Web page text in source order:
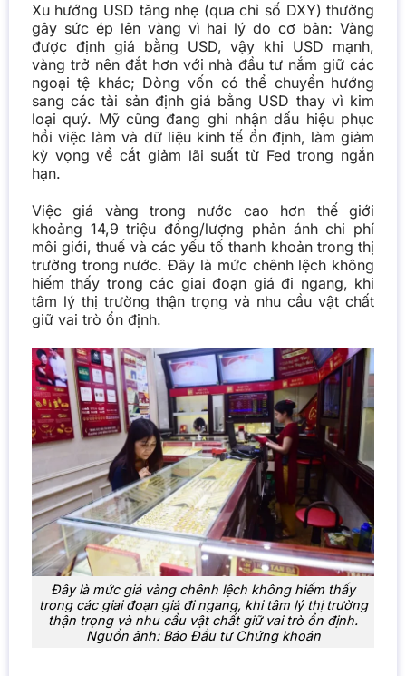
Xu hướng USD tăng nhẹ (qua chỉ số DXY) thường
gây sức ép lên vàng vì hai lý do cơ bản:Vàng
được định giá bằng USD, vậy khi USD mạnh,
vàng trở nên đắt hơn với nhà đầu tư nắm giữ các
ngoại tệ khác; Dòng vốn có thể chuyển hướng
sang các tài sản định giá bằng USD thay vì kim
loại quý. Mỹ cũng đang ghi nhận dấu hiệu phục
hồi việc làm và dữ liệu kinh tế ổn định, làm giảm
kỳ vọng về cắt giảm lãi suất từ Fed trong ngắn
hạn.
Việc giá vàng trong nước cao hơn thế giới
khoảng 14,9 triệu đồng/lượng phản ánh chi phí
môi giới, thuế và các yếu tố thanh khoản trong thị
trường trong nước. Đây là mức chênh lệch không
hiếm thấy trong các giai đoạn giá đi ngang, khi
tâm lý thị trường thận trọng và nhu cầu vật chất
giữ vai trò ổn định.
Đây là mức giá vàng chênh lệch không hiếm thấy
trong các giai đoạn giá đi ngang, khi tâm lý thị trường
thận trọng và nhu cầu vật chất giữ vai trò ổn định.
Nguồn ảnh: Báo Đầu tư Chứng khoán